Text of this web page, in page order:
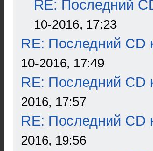
RE: Последний
10-2016, 17:23
RE: Последний CD
10-2016, 17:49
RE: Последний CD
2016, 17:57
RE: Последний CD
2016, 19:56